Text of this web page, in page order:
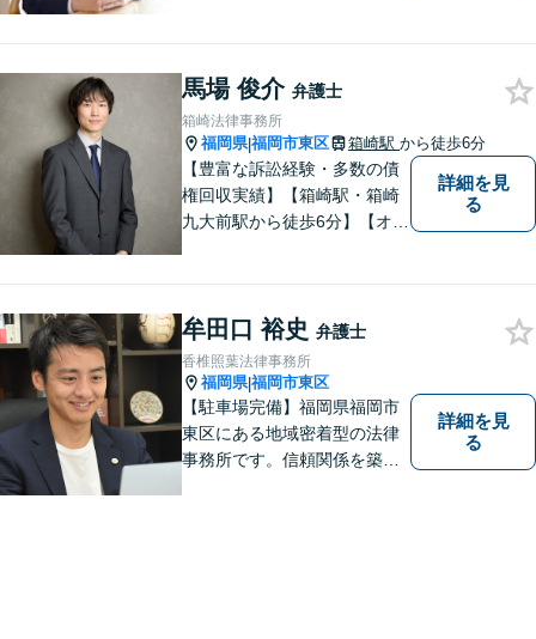
馬場 俊介 弁護士
箱崎法律事務所
福岡県|福岡市東区 箱崎駅 から徒歩6分
【豊富な訴訟経験・多数の債
権回収実績】【箱崎駅・箱崎
九大前駅から徒歩6分】【オン
ビジネス上の法的課題まで、
各種法律相談、訴訟・債権回
収等のご依頼を承っておりま
す。
詳細を見
る
牟田口 裕史 弁護士
香椎照葉法律事務所
福岡県|福岡市東区
【駐車場完備】福岡県福岡市
東区にある地域密着型の法律
事務所です。信頼関係を築
詳細を見
る